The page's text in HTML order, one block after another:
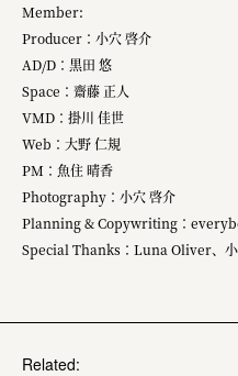
Member:
Producer：小穴 啓介
AD/D：黒田 悠
Space：齋藤 正人
VMD：掛川 佳世
Web：大野 仁規
PM：魚住 晴香
Photography：小穴 啓介
Planning & Copywriting：
Special Thanks：Luna Oliver、小
Related: